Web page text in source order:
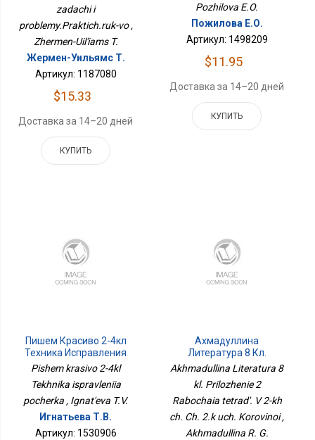
zadachi i
problemy.Praktich.ruk-vo ,
Zhermen-Uil'iams T.
Жермен-Уильямс Т.
Артикул: 1187080
$15.33
Доставка за 14–20 дней
КУПИТЬ
Pozhilova E.O.
Пожилова Е.О.
Артикул: 1498209
$11.95
Доставка за 14–20 дней
КУПИТЬ
Пишем Красиво 2-4кл
Техника Исправления
Почерка
Pishem krasivo 2-4kl
Tekhnika ispravleniia
pocherka , Ignat'eva T.V.
Игнатьева Т.В.
Артикул: 1530906
Ахмадуллина
Литература 8 Кл.
Приложение 2 Рабочая
Уч. Коровиной
Akhmadullina Literatura 8
kl. Prilozhenie 2
Rabochaia tetrad'. V 2-kh
ch. Ch. 2.k uch. Korovinoi ,
Akhmadullina R. G.